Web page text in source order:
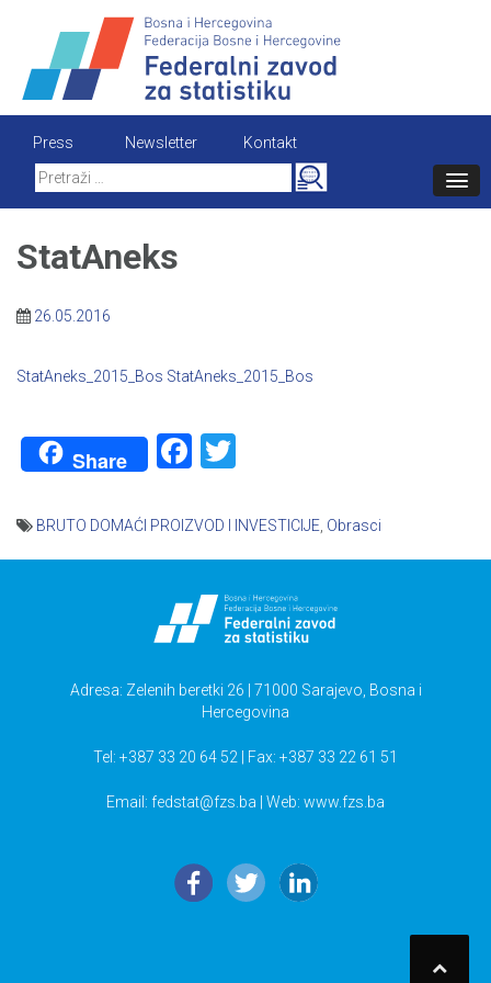
content
Press Newsletter
Kontakt
Search
for:
StatAneks
26.05.2016
StatAneks_2015_Bos StatAneks_2015_Bos
Share Facebook
BRUTO DOMAĆI PROIZVOD I INVESTICIJE Obrasci
Adresa: Zelenih beretki 26 | 71000 Sarajevo, Bosna i
Hercegovina
Tel: +387 33 20 64 52 | Fax: +387 33 22 61 51
Email: fedstat@fzs.ba | Web: www.fzs.ba